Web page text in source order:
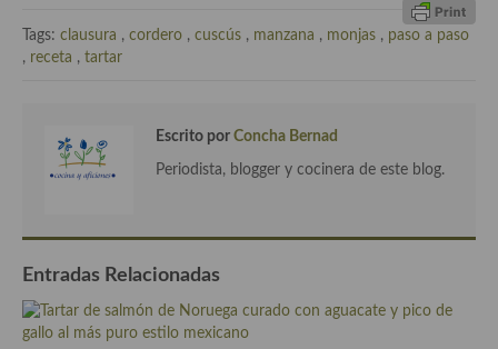
Cocina Siria
Cocina de Egipto
Cocina Tailandesa
Cocina Japonesa
Tags: clausura , cordero , cuscús , manzana , monjas , paso a paso
, receta , tartar
Escrito por Concha Bernad
Periodista, blogger y cocinera de este blog.
Entradas Relacionadas